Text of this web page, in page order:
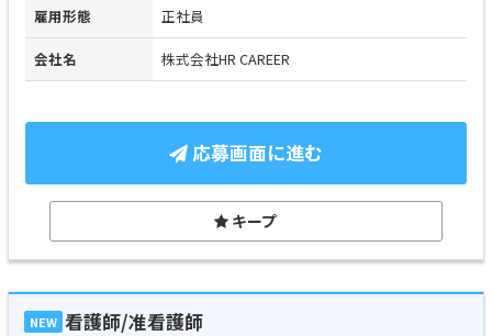
雇用形態 正社員
会社名 株式会社HR CAREER
応募画面に進む
キープ
NEW 看護師/准看護師